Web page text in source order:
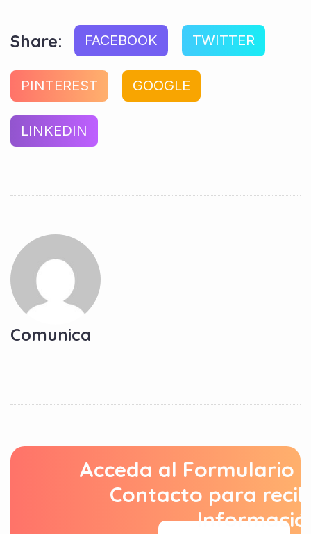
Share: FACEBOOK TWITTER
PINTEREST GOOGLE
LINKEDIN
Comunica
Acceda al Formulario
Contacto para